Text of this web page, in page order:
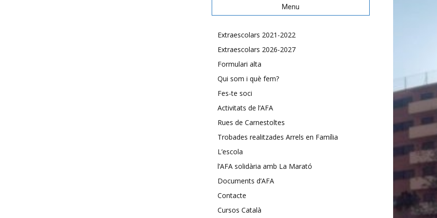
Menu
Extraescolars 2021-2022
Extraescolars 2026-2027
Formulari alta
Qui som i què fem?
Fes-te soci
Activitats de l’AFA
Rues de Carnestoltes
Trobades realitzades Arrels en Família
L’escola
l’AFA solidària amb La Marató
Documents d’AFA
Contacte
Cursos Català